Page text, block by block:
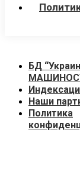
БД
Наши
Политика